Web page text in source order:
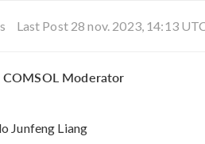
Last Post 28 nov. 2023, 14:13
COMSOL Moderator
Junfeng Liang